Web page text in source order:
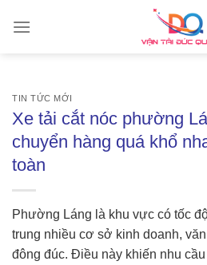
TIN TỨC MỚI
Xe tải cắt nóc phường
chuyển hàng quá khổ
toàn
Phường Láng là khu vực có tốc
trung nhiều cơ sở kinh doanh,
đông đúc. Điều này khiến nhu